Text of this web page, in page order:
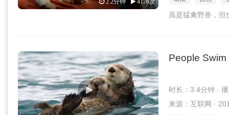
2.2分钟 4176次
虽是猛禽野兽，但
People Swim
时长：3.4分钟 ·
来源：互联网 ·